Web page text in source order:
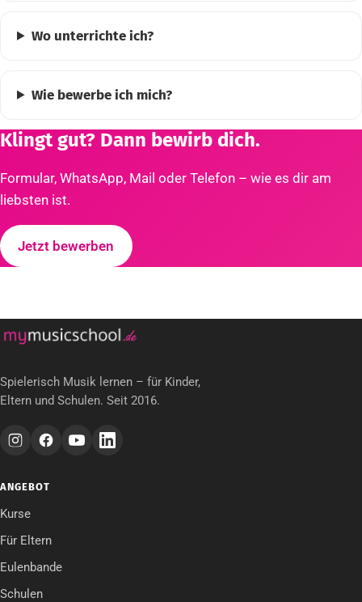
Wo unterrichte ich?
Wie bewerbe ich mich?
Klingt gut? Dann bewirb dich.
Formular, WhatsApp, Mail oder Telefon – wie es dir am
liebsten ist.
Jetzt bewerben
Spielerisch Musik lernen – für Kinder,
Eltern und Schulen. Seit 2016.
ANGEBOT
Kurse
Für Eltern
Eulenbande
Schulen